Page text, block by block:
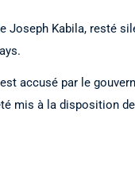
Joseph Kabila, resté
accusé par le
mis à la disposition